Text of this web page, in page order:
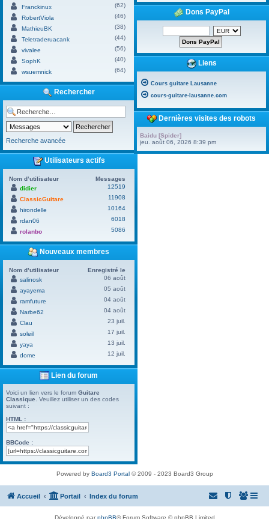
Franckinux
(62)
RobertViola
(46)
MathieuBK
(38)
Teletraderuacank
(44)
vivalee
(56)
SophK
(40)
wsuemnick
(64)
Rechercher
Recherche avancée
Utilisateurs actifs
Nom d’utilisateur
Messages
didier
12519
ClassicGuitare
11908
hirondelle
10164
rdan06
6018
rolanbo
5086
Nouveaux membres
Nom d’utilisateur
Enregistré le
salinosk
06 août
ayayema
05 août
ramfuture
04 août
Narbe62
04 août
Clau
23 juil.
soleil
17 juil.
yaya
13 juil.
dome
12 juil.
Lien du forum
Voici un lien vers le forum Guitare
Classique . Veuillez utiliser un des codes
suivant :
HTML :
BBCode :
Dons PayPal
Liens
Cours guitare Lausanne
cours-guitare-lausanne.com
Dernières visites des robots
Baidu [Spider]
jeu. août 06, 2026 8:39 pm
Powered by Board3 Portal© 2009 - 2023 Board3 Group
Accueil Portail Index du forum
Développé parphpBB® Forum Software © phpBB Limited